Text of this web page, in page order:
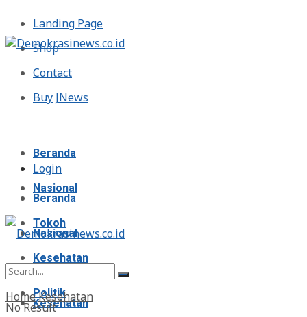
Landing Page
Shop
Contact
Buy JNews
Login
Beranda
Nasional
Tokoh
Kesehatan
Politik
Beranda
Nasional
Tokoh
Kesehatan
No Result
HomeKesehatan